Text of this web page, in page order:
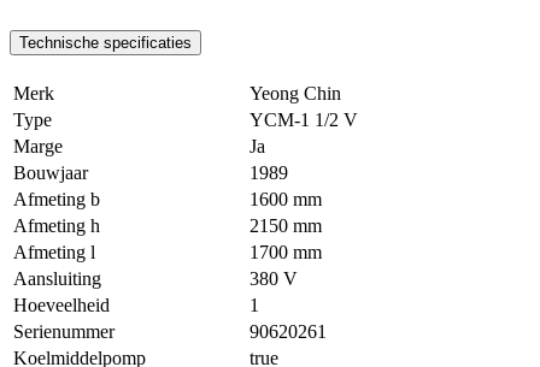
Technische specificaties
Merk
Yeong Chin
Type
YCM-1 1/2 V
Marge
Ja
Bouwjaar
1989
Afmeting b
1600 mm
Afmeting h
2150 mm
Afmeting l
1700 mm
Aansluiting
380 V
Hoeveelheid
1
Serienummer
90620261
Koelmiddelpomp
true